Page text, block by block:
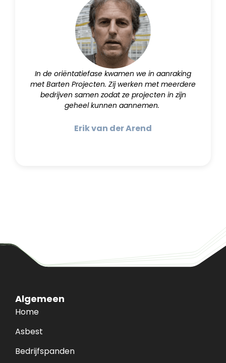
In de oriëntatiefase kwamen we in aanraking
met Barten Projecten. Zij werken met meerdere
bedrijven samen zodat ze projecten in zijn
geheel kunnen aannemen.
Erik van der Arend
Algemeen
Home
Asbest
Bedrijfspanden